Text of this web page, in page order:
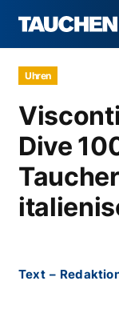
Uhren
Dive
Text –